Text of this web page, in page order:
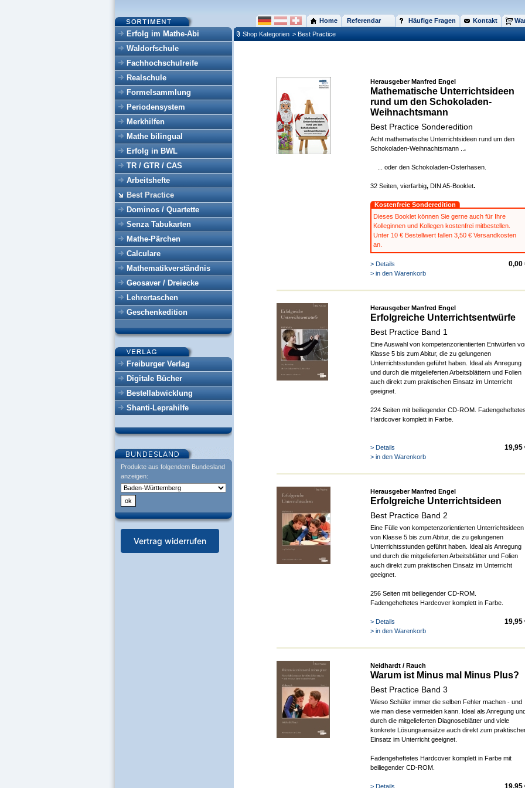
Erfolg im Mathe-Abi
Waldorfschule
Fachhochschulreife
Realschule
Formelsammlung
Periodensystem
Merkhilfen
Mathe bilingual
Erfolg in BWL
TR / GTR / CAS
Arbeitshefte
Best Practice
Dominos / Quartette
Senza Tabukarten
Mathe-Pärchen
Calculare
Mathematikverständnis
Geosaver / Dreiecke
Lehrertaschen
Geschenkedition
Freiburger Verlag
Digitale Bücher
Bestellabwicklung
Shanti-Leprahilfe
Produkte aus folgendem Bundesland
anzeigen:
Vertrag widerrufen
Home Referendar Häufige Fragen Kontakt
Shop Kategorien > Best Practice
Herausgeber Manfred Engel
Mathematische Unterrichtsideen
rund um den Schokoladen-
Weihnachtsmann
Best Practice Sonderedition
Acht mathematische Unterrichtsideen rund um den
Schokoladen-Weihnachtsmann .. .
... oder den Schokoladen-Osterhasen.
32 Seiten, vierfarbig, DIN A5-Booklet.
Kostenfreie Sonderedition
Dieses Booklet können Sie gerne auch für Ihre
Kolleginnen und Kollegen kostenfrei mitbestellen.
Unter 10 € Bestellwert fallen 3,50 € Versandkosten
an.
0,00
> Details
> in den Warenkorb
Herausgeber Manfred Engel
Erfolgreiche Unterrichtsentwürfe
Best Practice Band 1
Eine Auswahl von kompetenzorientierten Entwürfen
Klasse 5 bis zum Abitur, die zu gelungenen
Unterrichtsstunden geführt haben. Ideal als Anregung
und durch die mitgelieferten Arbeitsblättern und Folien
auch direkt zum praktischen Einsatz im Unterricht
geeignet.
224 Seiten mit beiliegender CD-ROM. Fadengeheftetes
Hardcover komplett in Farbe.
19,95
> Details
> in den Warenkorb
Herausgeber Manfred Engel
Erfolgreiche Unterrichtsideen
Best Practice Band 2
Eine Fülle von kompetenzorientierten Unterrichtsideen
von Klasse 5 bis zum Abitur, die zu gelungenen
Unterrichtsstunden geführt haben. Ideal als Anregung
und durch die mitgelieferten Arbeitsblätter und Folien
auch direkt zum praktischen Einsatz im Unterricht
geeignet.
256 Seiten mit beiliegender CD-ROM.
Fadengeheftetes Hardcover komplett in Farbe.
19,95
> Details
> in den Warenkorb
Neidhardt / Rauch
Warum ist Minus mal Minus Plus?
Best Practice Band 3
Wieso Schüler immer die selben Fehler machen - und
wie man diese vermeiden kann. Ideal als Anregung
durch die mitgelieferten Diagnoseblätter und viele
konkrete Lösungsansätze auch direkt zum
Einsatz im Unterricht geeignet.
Fadengeheftetes Hardcover komplett in Farbe mit
beiliegender CD-ROM.
19,95
> Details